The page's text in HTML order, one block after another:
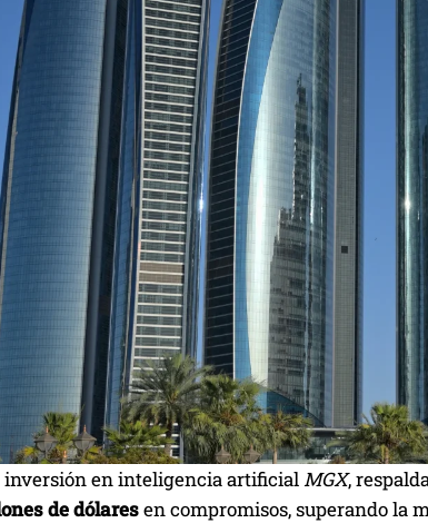
inversión en inteligencia artificialMGX,
de dólaresen compromisos, superando la